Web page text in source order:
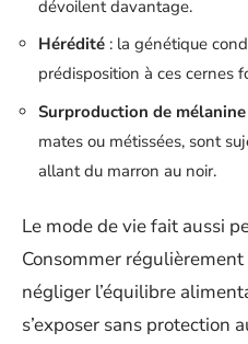
dévoilent davantage.
Hérédité : la génétique
prédisposition à ces cernes
Surproduction de mélanine
mates ou métissées, sont
allant du marron au noir.
Le mode de vie fait aussi
Consommer régulièrement
négliger l’équilibre
s’exposer sans protection